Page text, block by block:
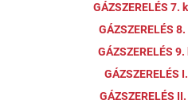
GÁZSZERELÉS
GÁZSZERELÉS
GÁZSZERELÉS
GÁZSZERELÉS
GÁZSZERELÉS